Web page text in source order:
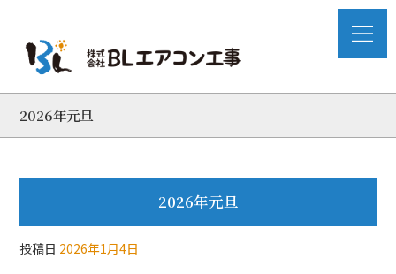
2026年元旦
2026年元旦
投稿日 2026年1月4日